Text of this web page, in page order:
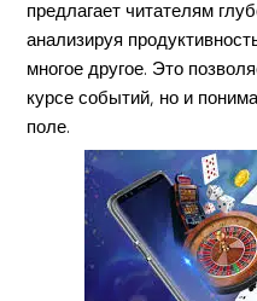
предлагает читателям
анализируя
многое другое. Это
курсе событий, но и
поле.